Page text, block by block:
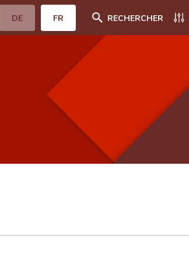
DE FR RECHERCHER